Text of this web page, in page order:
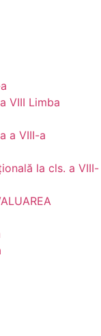
VIII Limba
a VIII-a
la cls. a VIII-